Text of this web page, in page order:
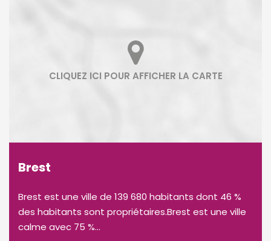
Brest
Brest est une ville de 139 680 habitants dont 46 %
des habitants sont propriétaires.Brest est une ville
calme avec 75 %...